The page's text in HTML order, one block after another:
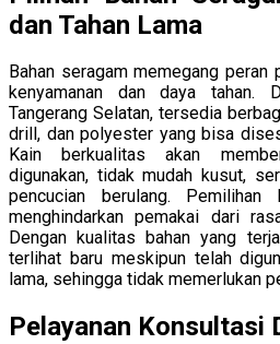
dan Tahan Lama
Bahan seragam memegang peran
kenyamanan dan daya tahan.
Tangerang Selatan, tersedia
drill, dan polyester yang bisa
Kain berkualitas akan
digunakan, tidak mudah kusut,
pencucian berulang.
menghindarkan pemakai dari
Dengan kualitas bahan yang
terlihat baru meskipun telah
lama, sehingga tidak memerlukan
Pelayanan Konsultasi